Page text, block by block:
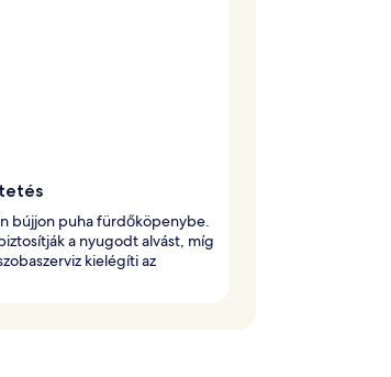
bújjon puha fürdőköpenybe.
a nyugodt alvást, míg
kielégíti az